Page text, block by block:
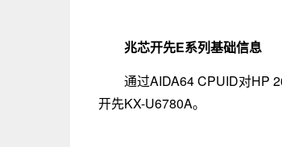
兆芯开先E系列基础信息
通过AIDA64 CPUID对HP
开先KX-U6780A。